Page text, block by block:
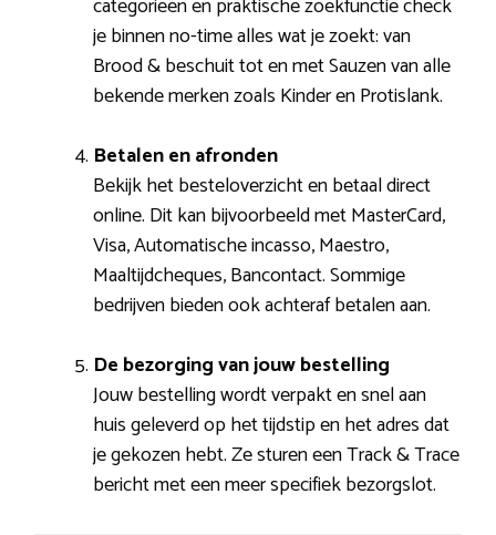
je binnen no-time alles wat je zoekt: van
Brood & beschuit tot en met Sauzen van alle
bekende merken zoals Kinder en Protislank.
Betalen en afronden
Bekijk het besteloverzicht en betaal direct
online. Dit kan bijvoorbeeld met MasterCard,
Visa, Automatische incasso, Maestro,
Maaltijdcheques, Bancontact. Sommige
bedrijven bieden ook achteraf betalen aan.
De bezorging van jouw bestelling
Jouw bestelling wordt verpakt en snel aan
huis geleverd op het tijdstip en het adres dat
je gekozen hebt. Ze sturen een Track & Trace
bericht met een meer specifiek bezorgslot.